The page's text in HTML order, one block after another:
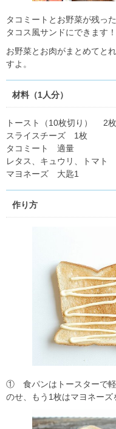
タコミートとお野菜が残っ
タコス風サンドにできます！
お野菜とお肉がまとめてと
すよ。
材料（1人分）
トースト（10枚切り） 2枚
スライスチーズ 1枚
タコミート 適量
レタス、キュウリ、トマト
マヨネーズ 大匙1
作り方
① 食パンはトースターで軽
のせ、もう1枚はマヨネーズ